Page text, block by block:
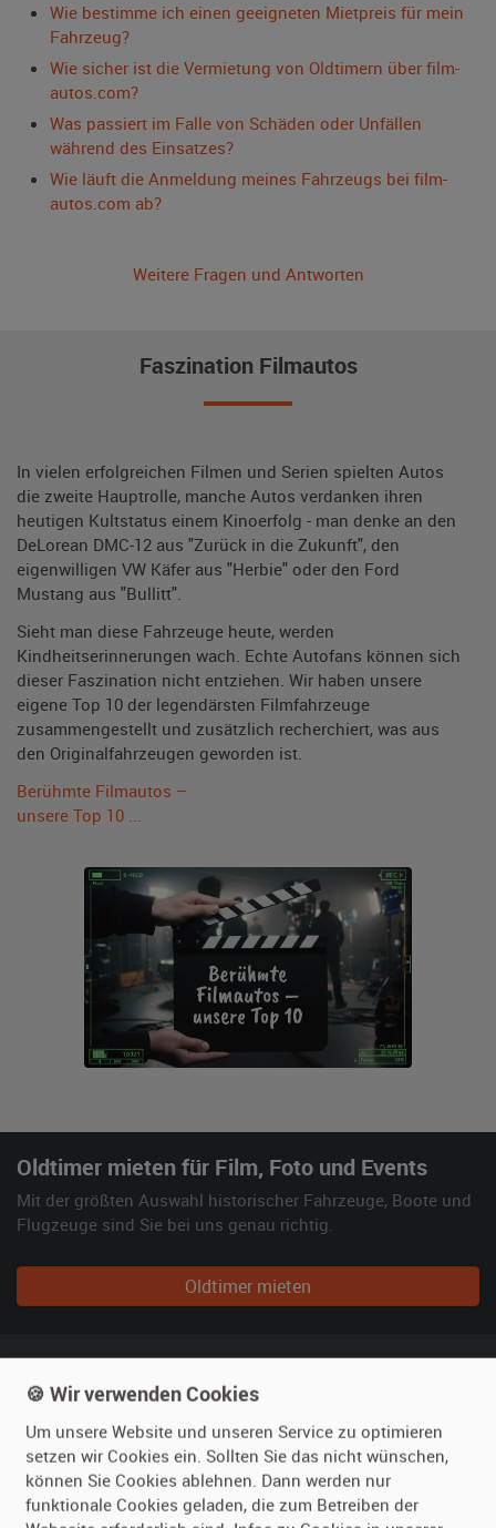
Wie bestimme ich einen geeigneten Mietpreis für mein
Fahrzeug?
Wie sicher ist die Vermietung von Oldtimern über film-
autos.com?
Was passiert im Falle von Schäden oder Unfällen
während des Einsatzes?
Wie läuft die Anmeldung meines Fahrzeugs bei film-
autos.com ab?
Weitere Fragen und Antworten
Faszination Filmautos
In vielen erfolgreichen Filmen und Serien spielten Autos
die zweite Hauptrolle, manche Autos verdanken ihren
heutigen Kultstatus einem Kinoerfolg - man denke an den
DeLorean DMC-12 aus "Zurück in die Zukunft", den
eigenwilligen VW Käfer aus "Herbie" oder den Ford
Mustang aus "Bullitt".
Sieht man diese Fahrzeuge heute, werden
Kindheitserinnerungen wach. Echte Autofans können sich
dieser Faszination nicht entziehen. Wir haben unsere
eigene Top 10 der legendärsten Filmfahrzeuge
zusammengestellt und zusätzlich recherchiert, was aus
den Originalfahrzeugen geworden ist.
Berühmte Filmautos –
unsere Top 10 ...
Oldtimer mieten für Film, Foto und Events
Mit der größten Auswahl historischer Fahrzeuge, Boote und
Flugzeuge sind Sie bei uns genau richtig.
Oldtimer mieten
Einzigartige Fahrzeugauswahl
Mehr als 4.300 historische Fahrzeuge, Boote und Flugzeuge im
Fundus für Ihre Projekte.
Bundesweit verfügbar
Zugang zu historischen Fahrzeugen überall in Deutschland und
🍪 Wir verwenden Cookies
Um unsere Website und unseren Service zu optimieren
setzen wir Cookies ein. Sollten Sie das nicht wünschen,
können Sie Cookies ablehnen. Dann werden nur
funktionale Cookies geladen, die zum Betreiben der